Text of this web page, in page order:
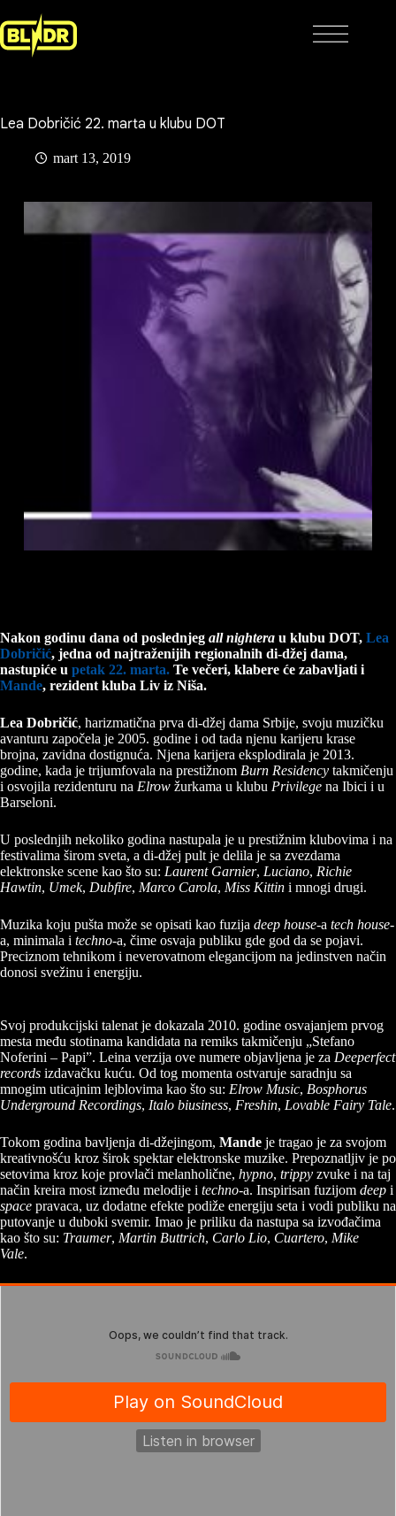
to
content
Lea Dobričić 22. marta u klubu DOT
mart 13, 2019
Nakon godinu dana od poslednjeg all nightera u klubu DOT, Lea
Dobričić, jedna od najtraženijih regionalnih di-džej dama,
nastupiće u petak 22. marta. Te večeri, klabere će zabavljati i
Mande, rezident kluba Liv iz Niša.
Lea Dobričić, harizmatična prva di-džej dama Srbije, svoju muzičku
avanturu započela je 2005. godine i od tada njenu karijeru krase
brojna, zavidna dostignuća. Njena karijera eksplodirala je 2013.
godine, kada je trijumfovala na prestižnom Burn Residency takmičenju
i osvojila rezidenturu na Elrow žurkama u klubu Privilege na Ibici i u
Barseloni.
U poslednjih nekoliko godina nastupala je u prestižnim klubovima i na
festivalima širom sveta, a di-džej pult je delila je sa zvezdama
elektronske scene kao što su: Laurent Garnier, Luciano, Richie
Hawtin, Umek, Dubfire, Marco Carola, Miss Kittin i mnogi drugi.
Muzika koju pušta može se opisati kao fuzija deep house-a tech house-
a, minimala i techno-a, čime osvaja publiku gde god da se pojavi.
Preciznom tehnikom i neverovatnom elegancijom na jedinstven način
donosi svežinu i energiju.
Svoj produkcijski talenat je dokazala 2010. godine osvajanjem prvog
mesta među stotinama kandidata na remiks takmičenju „Stefano
Noferini – Papi”. Leina verzija ove numere objavljena je za Deeperfect
records izdavačku kuću. Od tog momenta ostvaruje saradnju sa
mnogim uticajnim lejblovima kao što su: Elrow Music, Bosphorus
Underground Recordings, Italo biusiness, Freshin, Lovable Fairy Tale.
Tokom godina bavljenja di-džejingom, Mande je tragao je za svojom
kreativnošću kroz širok spektar elektronske muzike. Prepoznatljiv je po
setovima kroz koje provlači melanholične, hypno, trippy zvuke i na taj
način kreira most između melodije i techno-a. Inspirisan fuzijom deep i
space pravaca, uz dodatne efekte podiže energiju seta i vodi publiku na
putovanje u duboki svemir. Imao je priliku da nastupa sa izvođačima
kao što su: Traumer, Martin Buttrich, Carlo Lio, Cuartero, Mike
Vale.